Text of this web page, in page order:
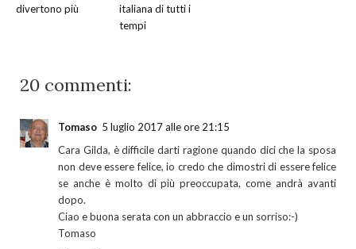
divertono più
italiana di tutti i
tempi
20 commenti:
Tomaso 5 luglio 2017 alle ore 21:15
Cara Gilda, è difficile darti ragione quando dici che la sposa
non deve essere felice, io credo che dimostri di essere felice
se anche è molto di più preoccupata, come andrà avanti
dopo.
Ciao e buona serata con un abbraccio e un sorriso:-)
Tomaso